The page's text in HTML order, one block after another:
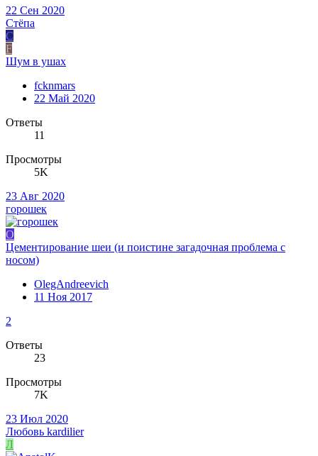
22 Сен 2020
Стёпа
С
F
Шум в ушах
fcknmars
22 Май 2020
Ответы
11
Просмотры
5K
23 Авг 2020
горошек
O
Цементирование шеи (и поистине загадочная проблема с
носом)
OlegAndreevich
11 Ноя 2017
2
Ответы
23
Просмотры
7K
23 Июл 2020
Любовь kardilier
Л